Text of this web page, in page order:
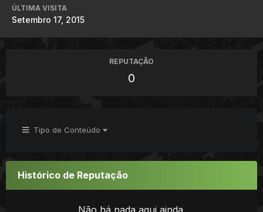
ÚLTIMA VISITA
Setembro 17, 2015
REPUTAÇÃO
0
Tipo de Conteúdo
Histórico de Reputação
Não há nada aqui ainda.